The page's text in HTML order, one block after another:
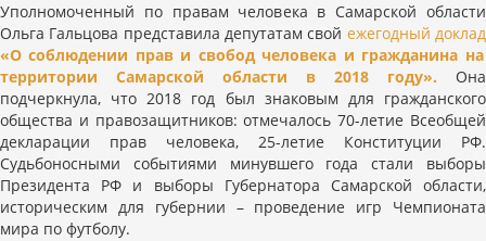
Уполномоченный по правам человека в Самарской области
Ольга Гальцова представила депутатам свой ежегодный доклад
«О соблюдении прав и свобод человека и гражданина на
территории Самарской области в 2018 году».
Она
подчеркнула, что 2018 год был знаковым для гражданского
общества и правозащитников: отмечалось 70-летие Всеобщей
декларации прав человека, 25-летие Конституции РФ.
Судьбоносными событиями минувшего года стали выборы
Президента РФ и выборы Губернатора Самарской области,
историческим для губернии – проведение игр Чемпионата
мира по футболу.